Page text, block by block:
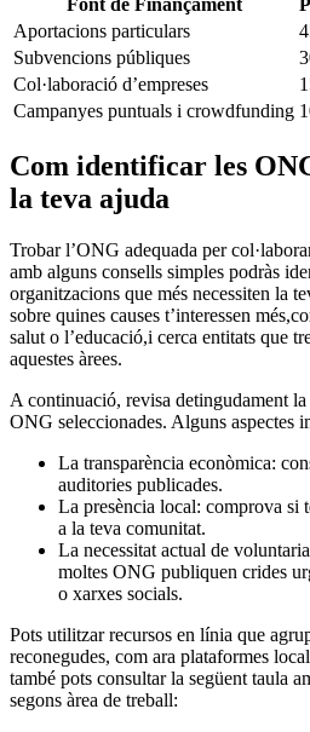
Font de⁤ Finançament
Aportacions particulars
Subvencions⁣ públiques
Col·laboració d’empreses
Campanyes puntuals i crowdfunding
Com⁤ identificar ‍les
la teva ajuda
Trobar‍ l’ONG adequada per
amb alguns consells simples podràs​
organitzacions que ⁤més necessiten⁣ la
sobre quines causes t’interessen
salut o l’educació,i cerca entitats que
aquestes ⁣àrees.
A continuació, revisa detingudament
‍ONG seleccionades. Alguns aspectes
La​ transparència ⁢econòmica:
auditories publicades.
La presència‍ local: comprova ⁣si
‍a‌ la ‌teva​ comunitat.
La necessitat actual de
moltes ONG publiquen‌ crides
o xarxes ‌socials.
Pots utilitzar recursos en línia que
reconegudes,⁢ com ara⁤ plataformes
també pots consultar la següent taula
segons àrea de treball: